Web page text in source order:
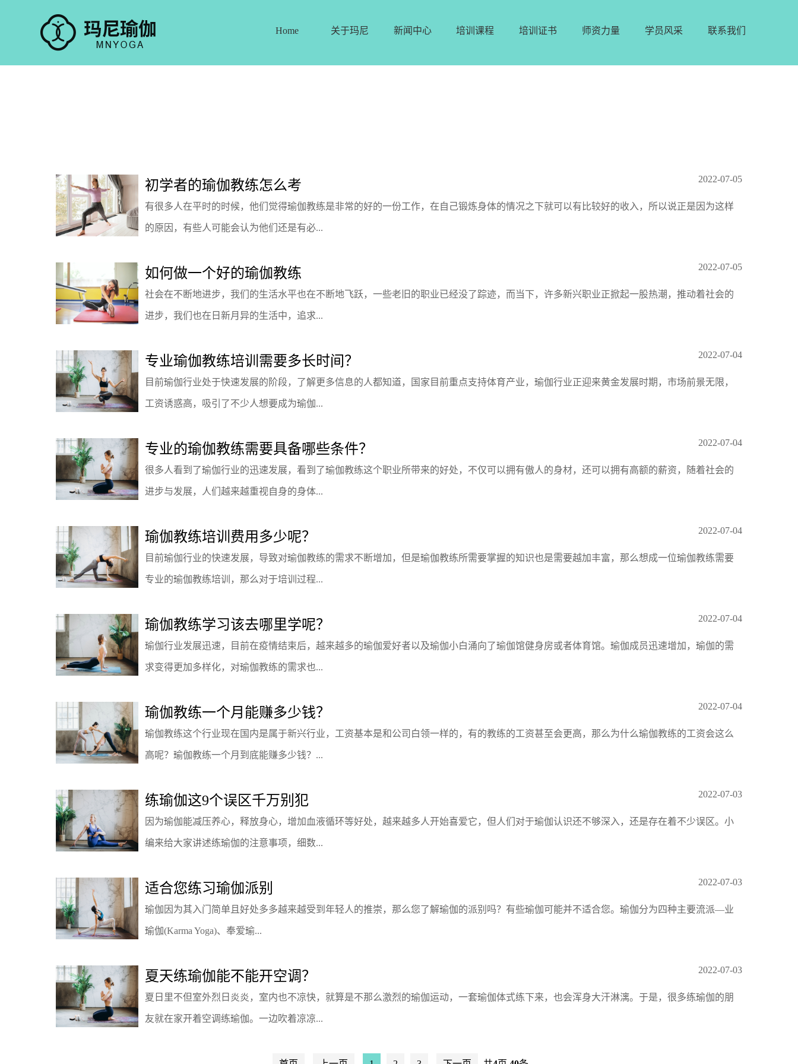
Home 关于玛尼 新闻中心 培训课程 培训证书 师资力量 学员风采 联系我们
初学者的瑜伽教练怎么考
有很多人在平时的时候，他们觉得瑜伽教练是非常的好的一份工作，在自己锻炼身体的情况之下就可以有比较好的收入，所以说正是因为这样
的原因，有些人可能会认为他们还是有必...
2022-07-05
如何做一个好的瑜伽教练
社会在不断地进步，我们的生活水平也在不断地飞跃，一些老旧的职业已经没了踪迹，而当下，许多新兴职业正掀起一股热潮，推动着社会的
进步，我们也在日新月异的生活中，追求...
2022-07-05
专业瑜伽教练培训需要多长时间？
目前瑜伽行业处于快速发展的阶段，了解更多信息的人都知道，国家目前重点支持体育产业，瑜伽行业正迎来黄金发展时期，市场前景无限，
工资诱惑高，吸引了不少人想要成为瑜伽...
2022-07-04
专业的瑜伽教练需要具备哪些条件？
很多人看到了瑜伽行业的迅速发展，看到了瑜伽教练这个职业所带来的好处，不仅可以拥有傲人的身材，还可以拥有高额的薪资，随着社会的
进步与发展，人们越来越重视自身的身体...
2022-07-04
瑜伽教练培训费用多少呢？
目前瑜伽行业的快速发展，导致对瑜伽教练的需求不断增加，但是瑜伽教练所需要掌握的知识也是需要越加丰富，那么想成一位瑜伽教练需要
专业的瑜伽教练培训，那么对于培训过程...
2022-07-04
瑜伽教练学习该去哪里学呢？
瑜伽行业发展迅速，目前在疫情结束后，越来越多的瑜伽爱好者以及瑜伽小白涌向了瑜伽馆健身房或者体育馆。瑜伽成员迅速增加，瑜伽的需
求变得更加多样化，对瑜伽教练的需求也...
2022-07-04
瑜伽教练一个月能赚多少钱？
瑜伽教练这个行业现在国内是属于新兴行业，工资基本是和公司白领一样的，有的教练的工资甚至会更高，那么为什么瑜伽教练的工资会这么
高呢？瑜伽教练一个月到底能赚多少钱？...
2022-07-04
练瑜伽这9个误区千万别犯
因为瑜伽能减压养心，释放身心，增加血液循环等好处，越来越多人开始喜爱它，但人们对于瑜伽认识还不够深入，还是存在着不少误区。小
编来给大家讲述练瑜伽的注意事项，细数...
2022-07-03
适合您练习瑜伽派别
瑜伽因为其入门简单且好处多多越来越受到年轻人的推崇，那么您了解瑜伽的派别吗？有些瑜伽可能并不适合您。瑜伽分为四种主要流派—业
瑜伽(Karma Yoga)、奉爱瑜...
2022-07-03
夏天练瑜伽能不能开空调？
夏日里不但室外烈日炎炎，室内也不凉快，就算是不那么激烈的瑜伽运动，一套瑜伽体式练下来，也会浑身大汗淋漓。于是，很多练瑜伽的朋
友就在家开着空调练瑜伽。一边吹着凉凉...
2022-07-03